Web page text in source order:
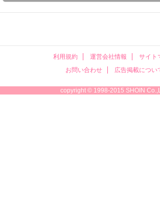
利用規約 運営会社情報
サイト
お問い合わせ
広告掲載につい
copyright © 1998-2015 SHOIN